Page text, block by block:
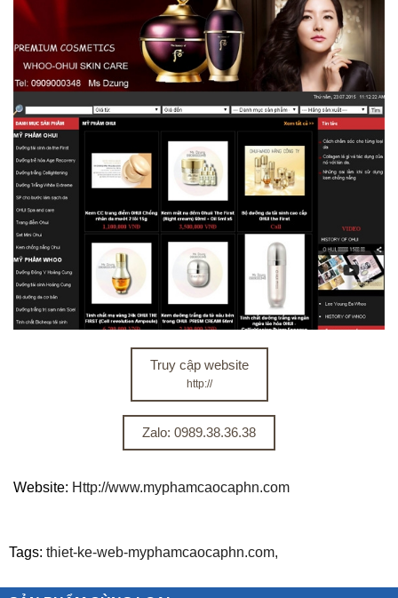
Truy cập website
http://
Zalo: 0989.38.36.38
Website: Http://www.myphamcaocaphn.com
Tags: thiet-ke-web-myphamcaocaphn.com,